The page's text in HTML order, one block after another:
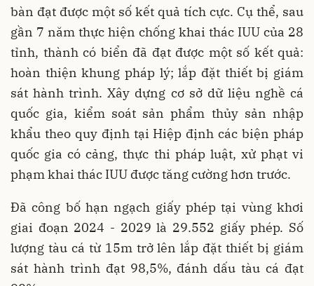
bàn đạt được một số kết quả tích cực. Cụ thể, sau
gần 7 năm thực hiện chống khai thác IUU của 28
tỉnh, thành có biển đã đạt được một số kết quả:
hoàn thiện khung pháp lý; lắp đặt thiết bị giám
sát hành trình. Xây dựng cơ sở dữ liệu nghề cá
quốc gia, kiểm soát sản phẩm thủy sản nhập
khẩu theo quy định tại Hiệp định các biện pháp
quốc gia có cảng, thực thi pháp luật, xử phạt vi
phạm khai thác IUU được tăng cường hơn trước.
Đã công bố hạn ngạch giấy phép tại vùng khơi
giai đoạn 2024 - 2029 là 29.552 giấy phép. Số
lượng tàu cá từ 15m trở lên lắp đặt thiết bị giám
sát hành trình đạt 98,5%, đánh dấu tàu cá đạt